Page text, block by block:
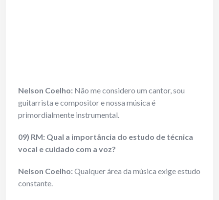
Nelson Coelho: Não me considero um cantor, sou
guitarrista e compositor e nossa música é
primordialmente instrumental.
09) RM: Qual a importância do estudo de técnica
vocal e cuidado com a voz?
Nelson Coelho:Qualquer área da música exige estudo
constante.